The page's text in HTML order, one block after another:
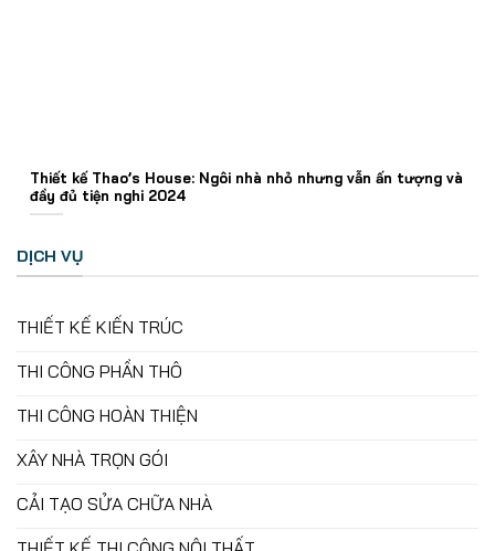
Thiết kế Thao’s House: Ngôi nhà nhỏ nhưng vẫn ấn tượng và
đầy đủ tiện nghi 2024
DỊCH VỤ
THIẾT KẾ KIẾN TRÚC
THI CÔNG PHẦN THÔ
THI CÔNG HOÀN THIỆN
XÂY NHÀ TRỌN GÓI
CẢI TẠO SỬA CHỮA NHÀ